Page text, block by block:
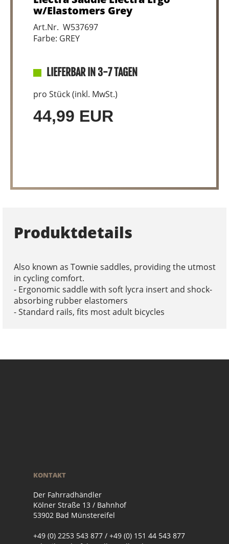
w/Elastomers Grey
Art.Nr. W537697
Farbe: GREY
LIEFERBAR IN 3-7 TAGEN
pro Stück (inkl. MwSt.)
44,99 EUR
Produktdetails
Also known as Townie saddles, providing the utmost
in cycling comfort.
- Ergonomic saddle with soft lycra insert and shock-
absorbing rubber elastomers
- Standard rails, fits most adult bicycles
KONTAKT
Der Fahrradhändler
Kölner Straße 13 / Bahnhof
53902 Bad Münstereifel
+49 (0) 2253 543 877 / +49 (0) 151 44 543 877